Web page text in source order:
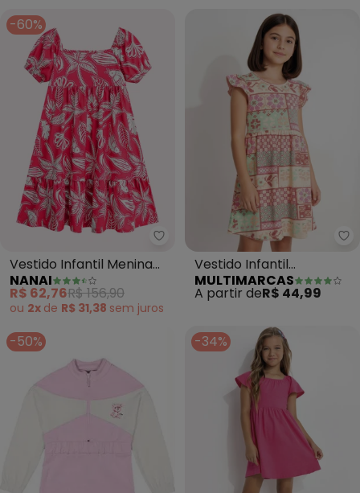
-60%
Nanai - Vestido Infantil Menina
Vestido Infantil Menina
Estampa (Rosa)
NANAI
R$ 62,76R$ 156,90
ou 2x de R$ 31,38 sem juros
Vestido Infantil
Estampado (Rosa)
MULTIMARCAS
A partir deR$ 44,99
-50% -34%